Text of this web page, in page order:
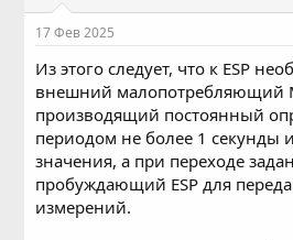
17 Фев 2025
Из этого следует, что к ESP
внешний малопотребляющий
производящий постоянный
периодом не более 1 секунды
значения, а при переходе
пробуждающий ESP для
измерений.